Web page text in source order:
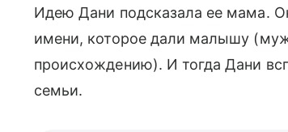
Идею Дани подсказала ее мама.
имени, которое дали малышу
происхождению). И тогда Дани
семьи.